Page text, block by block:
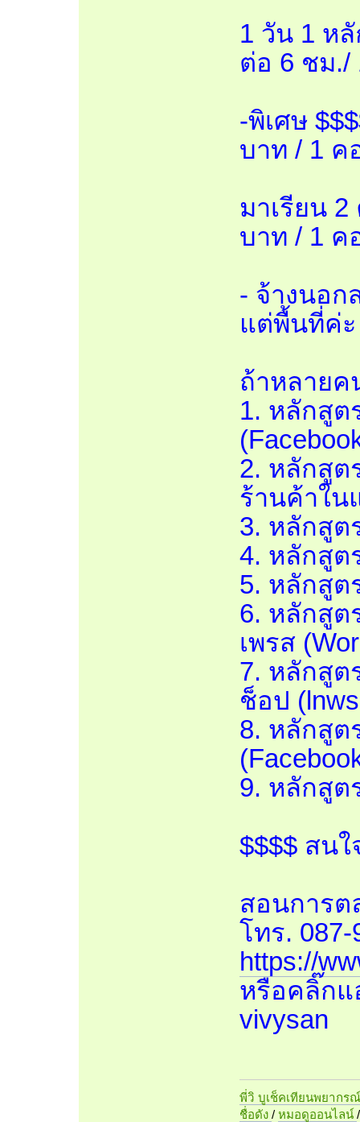
1 วัน 1 ห
ต่อ 6 ชม./
-พิเศษ
บาท / 1 ค
มาเรียน
บาท / 1 ค
- จ้างนอก
แต่พื้นที่ค่
ถ้าหลายค
1. หลักสูต
2. หลักสูต
ร้านค้าใน
3. หลักสูต
4. หลักสูต
5. หลักสูต
6. หลักสูต
เพรส
7. หลักสูต
ช็อป
8. หลักสู
9. หลักสูต
$$$$ สน
สอนการต
โทร. 087-
https://
หรือคลิ๊กแ
vivysan
พี่วิ บูเช็คเทียนพยากร
ชื่อดัง / หมอดูออนไลน์